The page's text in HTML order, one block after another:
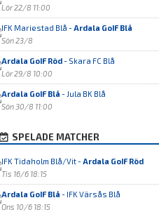
Lör 22/8 11:00
IFK Mariestad Blå -Ardala GoIF Blå
Sön 23/8
Ardala GoIF Röd- Skara FC Blå
Lör 29/8 10:00
Ardala GoIF Blå - Jula BK Blå
Sön 30/8 11:00
SPELADE MATCHER
IFK Tidaholm Blå/Vit -Ardala GoIF Röd
Tis 16/6 18:15
Ardala GoIF Blå - IFK Värsås Blå
Ons 10/6 18:15